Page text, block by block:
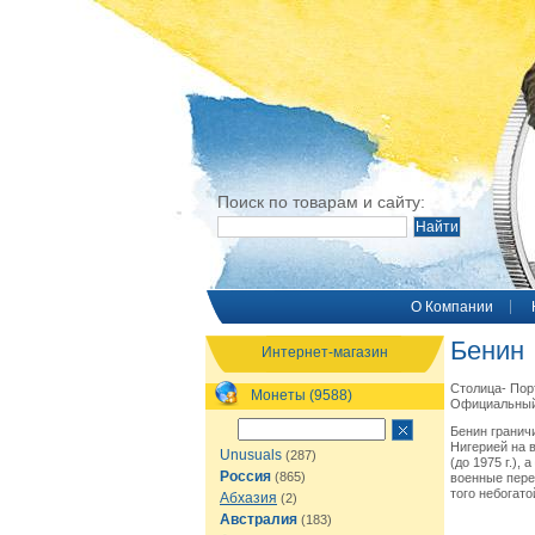
Поиск по товарам и сайту:
O Компании
Интернет-магазин
Монеты (9588)
Unusuals (287)
Россия (865)
Абхазия (2)
Австралия (183)
Бенин
Столица-
Бенин
Нигерией на
(до 1975 г.),
военные
того